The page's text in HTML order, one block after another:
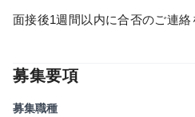
面接後1週間以内に合否のご連絡
募集要項
募集職種